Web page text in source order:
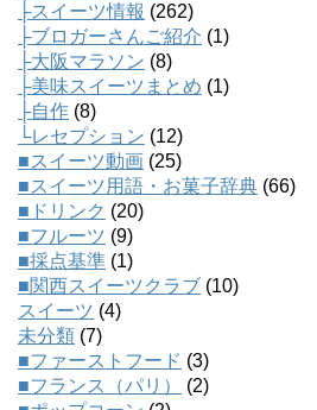
├スイーツ情報 (262)
├ブロガーさんご紹介 (1)
├大阪マラソン (8)
├美味スイーツまとめ (1)
├自作 (8)
└レセプション (12)
■スイーツ動画 (25)
■スイーツ用語・お菓子辞典 (66)
■ドリンク (20)
■フルーツ (9)
■採点基準 (1)
■関西スイーツクラブ (10)
スイーツ (4)
未分類 (7)
■ファーストフード (3)
■フランス（パリ）
(2)